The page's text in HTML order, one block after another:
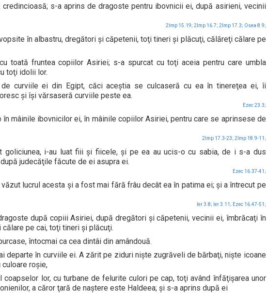
s-a aprins de dragoste pentru ibovnicii ei, după asirieni, vecinii
2Imp 15.19; 2Imp 16.7; 2Imp 17.3; Osea 8.9;
în albastru, dregători şi căpetenii, toţi tineri şi plăcuţi, călăreţi călare pe
toată fruntea copiilor Asiriei; s-a spurcat cu toţi aceia pentru care umbla
toţi idolii lor.
curviile ei din Egipt, căci aceştia se culcaseră cu ea în tinereţea ei, îi
şi îşi vărsaseră curviile peste ea.
Ezec 23.3;
în mâinile ibovnicilor ei, în mâinile copiilor Asiriei, pentru care se aprinsese de
2Imp 17.3-23; 2Imp 18.9-11;
goliciunea, i-au luat fiii şi fiicele, şi pe ea au ucis-o cu sabia, de i s-a dus
judecăţile făcute de ei asupra ei.
Ezec 16.37-41;
văzut lucrul acesta şi a fost mai fără frâu decât ea în patima ei; şi a întrecut pe
Ier 3.8; Ier 3.11; Ezec 16.47-51;
după copiii Asiriei, după dregători şi căpetenii, vecinii ei, îmbrăcaţi în
pe cai, toţi tineri şi plăcuţi.
întocmai ca cea dintâi din amândouă.
departe în curviile ei. A zărit pe ziduri nişte zugrăveli de bărbaţi, nişte icoane
roşie,
coapselor lor, cu turbane de felurite culori pe cap, toţi având înfăţişarea unor
a căror ţară de naştere este Haldeea; şi s-a aprins după ei